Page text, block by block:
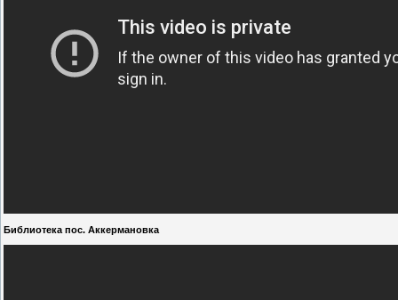
Библиотека пос. Аккермановка